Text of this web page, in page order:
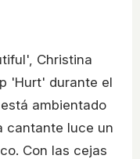
Christina
'Hurt' durante el
ambientado
cantante luce un
Con las cejas